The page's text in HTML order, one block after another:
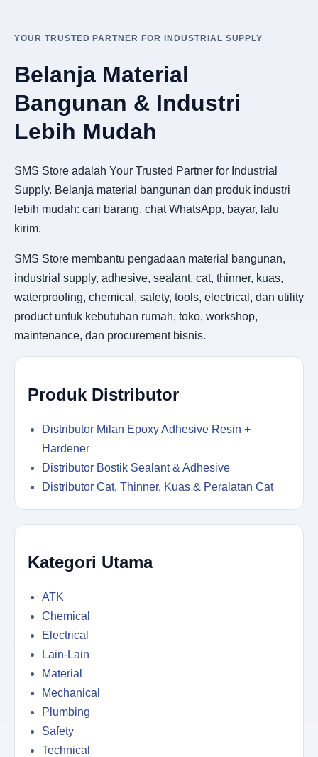
YOUR TRUSTED PARTNER FOR INDUSTRIAL SUPPLY
Belanja Material
Bangunan & Industri
Lebih Mudah
SMS Store adalah Your Trusted Partner for Industrial
Supply. Belanja material bangunan dan produk industri
lebih mudah: cari barang, chat WhatsApp, bayar, lalu
kirim.
SMS Store membantu pengadaan material bangunan,
industrial supply, adhesive, sealant, cat, thinner, kuas,
waterproofing, chemical, safety, tools, electrical, dan utility
product untuk kebutuhan rumah, toko, workshop,
maintenance, dan procurement bisnis.
Produk Distributor
Distributor Milan Epoxy Adhesive Resin +
Hardener
Distributor Bostik Sealant & Adhesive
Distributor Cat, Thinner, Kuas & Peralatan Cat
Kategori Utama
ATK
Chemical
Electrical
Lain-Lain
Material
Mechanical
Plumbing
Safety
Technical